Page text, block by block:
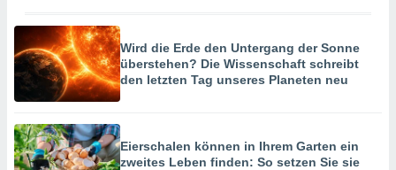
Wird die Erde den Untergang der Sonne
überstehen? Die Wissenschaft schreibt
den letzten Tag unseres Planeten neu
Eierschalen können in Ihrem Garten ein
zweites Leben finden: So setzen Sie sie